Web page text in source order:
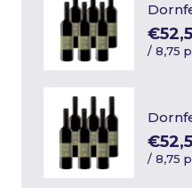
/8,75
/8,75